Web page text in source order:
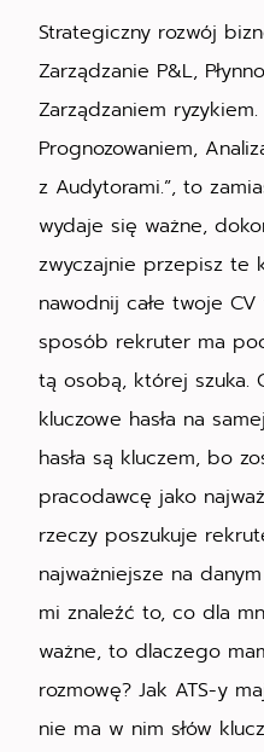
Strategiczny rozwój
Zarządzanie P&L,
Zarządzaniem
Prognozowaniem,
z Audytorami.”, to
wydaje się ważne,
zwyczajnie przepisz te
nawodnij całe twoje
sposób rekruter ma
tą osobą, której szuka.
kluczowe hasła na
hasła są kluczem, bo
pracodawcę jako
rzeczy poszukuje
najważniejsze na
mi znaleźć to, co dla
ważne, to dlaczego
rozmowę? Jak ATS-y
nie ma w nim słów